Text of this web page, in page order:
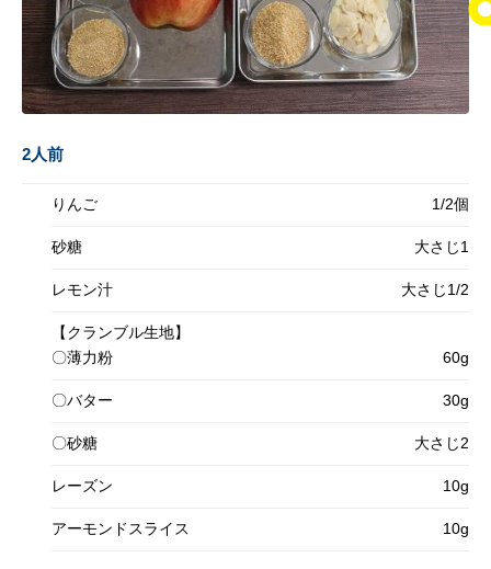
2人前
りんご 1/2個
砂糖 大さじ1
レモン汁 大さじ1/2
【クランブル生地】
〇薄力粉
60g
〇バター 30g
〇砂糖 大さじ2
レーズン 10g
アーモンドスライス 10g